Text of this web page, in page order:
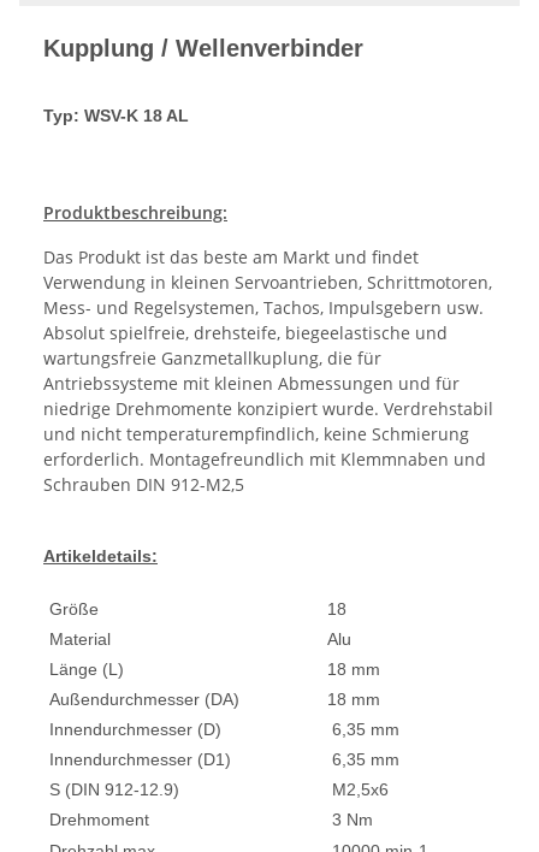
Kupplung / Wellenverbinder
Typ: WSV-K 18 AL
Produktbeschreibung:
Das Produkt ist das beste am Markt und findet
Verwendung in kleinen Servoantrieben, Schrittmotoren,
Mess- und Regelsystemen, Tachos, Impulsgebern usw.
Absolut spielfreie, drehsteife, biegeelastische und
wartungsfreie Ganzmetallkuplung, die für
Antriebssysteme mit kleinen Abmessungen und für
niedrige Drehmomente konzipiert wurde. Verdrehstabil
und nicht temperaturempfindlich, keine Schmierung
erforderlich. Montagefreundlich mit Klemmnaben und
Schrauben DIN 912-M2,5
Artikeldetails:
Größe
18
Material
Alu
Länge (L)
18 mm
Außendurchmesser (DA)
18 mm
Innendurchmesser (D)
6,35 mm
Innendurchmesser (D1)
6,35 mm
S (DIN 912-12.9)
M2,5x6
Drehmoment
3 Nm